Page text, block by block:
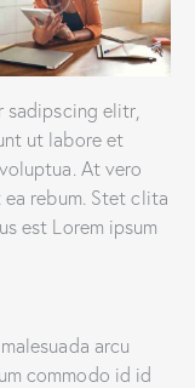
elitr,
ut labore et
At vero
rebum. Stet clita
est Lorem ipsum
arcu
commodo id id